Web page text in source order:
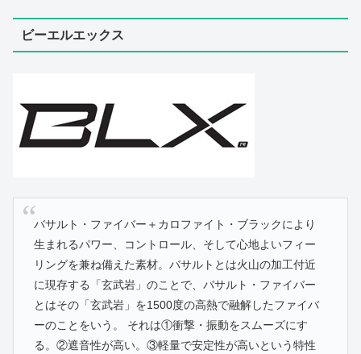
ビーエルエックス
バサルト・ファイバー＋カロファイト・ブラックにより
生まれるパワー、コントロール、そして心地よいフィー
リングを兼ね備えた素材。バサルトとは火山の加工付近
に現存する「玄武岩」のことで、バサルト・ファイバー
とはその「玄武岩」を1500度の高熱で融解したファイバ
ーのことをいう。 それは①衝撃・振動をスムーズにす
る。②遮音性が高い。③軽量で安定性が高いという特性